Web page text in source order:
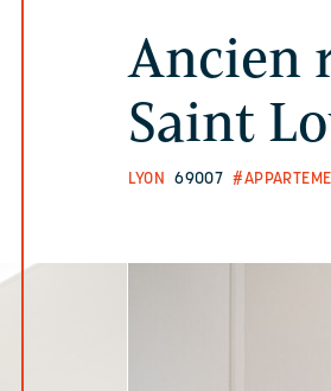
Ancien
Saint
LYON 69007